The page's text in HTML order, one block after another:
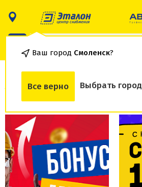
Ваш город Смоленск?
Все верно Выбрать город
Акции